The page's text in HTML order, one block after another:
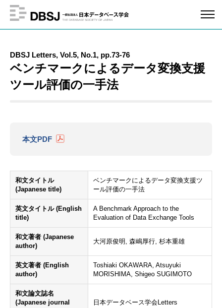
DBSJ Letters, Vol.5, No.1, pp.73-76
ベンチマークによるデータ変換支援
ツール評価の一手法
本文PDF
和文タイトル
(Japanese title)
ベンチマークによるデータ変換支援ツ
ール評価の一手法
英文タイトル (English
title)
A Benchmark Approach to the
Evaluation of Data Exchange Tools
和文著者 (Japanese
author)
大河原俊明, 森嶋厚行, 杉本重雄
英文著者 (English
author)
Toshiaki OKAWARA, Atsuyuki
MORISHIMA, Shigeo SUGIMOTO
和文論文誌名
(Japanese journal
日本データベース学会Letters